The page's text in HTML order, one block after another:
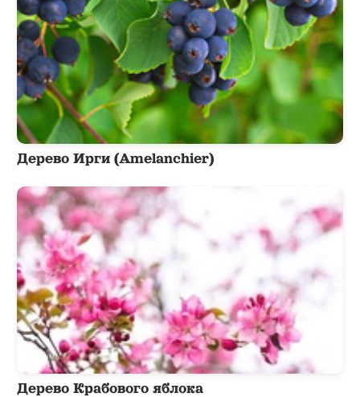
Дерево Ирги (Amelanchier)
Дерево Крабового яблока